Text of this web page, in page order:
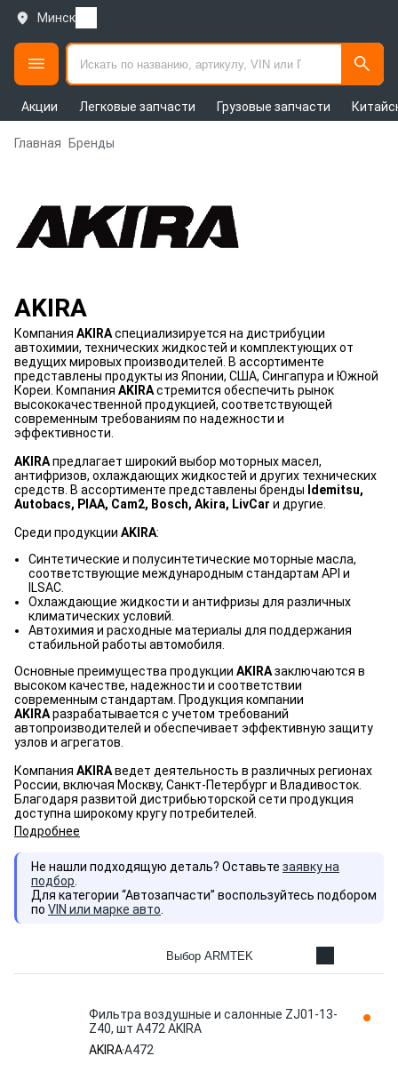
Минск
Акции Легковые запчасти Грузовые запчасти
Главная Бренды
AKIRA
Компания AKIRAспециализируется на дистрибуции
автохимии, технических жидкостей и комплектующих от
ведущих мировых производителей. В ассортименте
представлены продукты из Японии, США, Сингапура и Южной
Кореи. Компания AKIRAстремится обеспечить рынок
высококачественной продукцией, соответствующей
современным требованиям по надежности и
эффективности.
AKIRAпредлагает широкий выбор моторных масел,
антифризов, охлаждающих жидкостей и других технических
средств. В ассортименте представлены бренды Idemitsu,
Autobacs, PIAA, Cam2, Bosch, Akira, LivCar и другие.
Среди продукции AKIRA:
Синтетические и полусинтетические моторные масла,
соответствующие международным стандартам API и
ILSAC.
Охлаждающие жидкости и антифризы для различных
климатических условий.
Автохимия и расходные материалы для поддержания
стабильной работы автомобиля.
Основные преимущества продукции AKIRAзаключаются в
высоком качестве, надежности и соответствии
современным стандартам. Продукция компании
AKIRAразрабатывается с учетом требований
автопроизводителей и обеспечивает эффективную защиту
узлов и агрегатов.
Компания AKIRAведет деятельность в различных регионах
России, включая Москву, Санкт-Петербург и Владивосток.
Благодаря развитой дистрибьюторской сети продукция
доступна широкому кругу потребителей.
Подробнее
Не нашли подходящую деталь? Оставьте заявку на
подбор
Для категории “Автозапчасти” воспользуйтесь подбором
по VIN или марке авто
Выбор ARMTEK
Фильтра воздушные и салонные ZJ01-13-
Z40, шт A472 AKIRA
AKIRAA472